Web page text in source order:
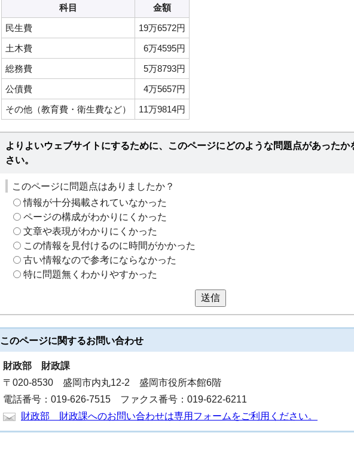
科目
金額
民生費
19万6572円
土木費
6万4595円
総務費
5万8793円
公債費
4万5657円
その他（教育費・衛生費など）
11万9814円
よりよいウェブサイトにするために、このページにどのような問題点があったか
さい。
このページに問題点はありましたか？
情報が十分掲載されていなかった
ページの構成がわかりにくかった
文章や表現がわかりにくかった
この情報を見付けるのに時間がかかった
古い情報なので参考にならなかった
特に問題無くわかりやすかった
送信
このページに関するお問い合わせ
財政部 財政課
〒020-8530 盛岡市内丸12-2 盛岡市役所本館6階
電話番号：019-626-7515 ファクス番号：019-622-6211
財政部 財政課へのお問い合わせは専用フォームをご利用ください。